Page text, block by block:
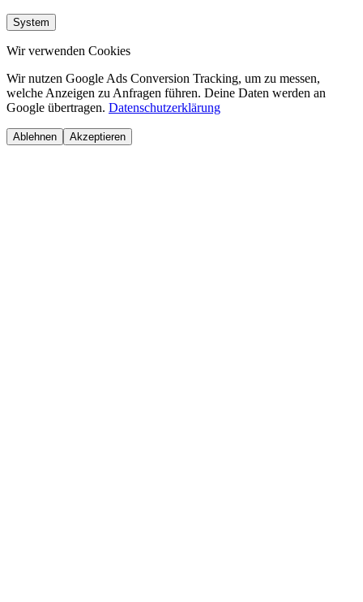
System
Wir verwenden Cookies
Wir nutzen Google Ads Conversion Tracking, um zu messen,
welche Anzeigen zu Anfragen führen. Deine Daten werden an
Google übertragen. Datenschutzerklärung
Ablehnen Akzeptieren